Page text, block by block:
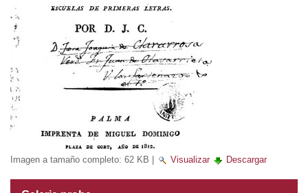
Imagen a tamaño completo: 62 KB Visualizar Descargar